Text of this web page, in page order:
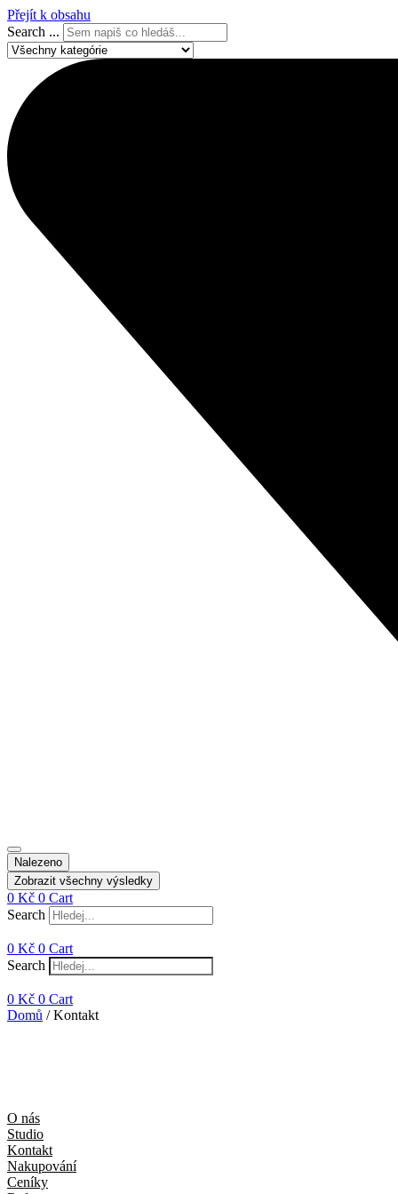
Přejít k obsahu
Search ...
Nalezeno
Zobrazit všechny výsledky
0 Kč 0 Cart
Search
0 Kč 0 Cart
Search
0 Kč 0 Cart
Domů / Kontakt
O nás
Studio
Kontakt
Nakupování
Ceníky